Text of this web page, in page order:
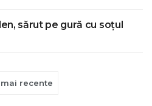
sărut pe gură cu soțul
recente